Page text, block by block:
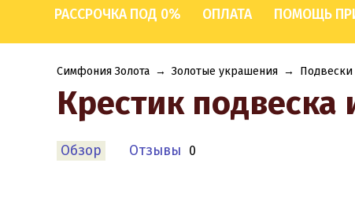
РАССРОЧКА ПОД 0%
ОПЛАТА ПОМОЩЬ
Симфония Золота → Золотые украшения → Подвески
Крестик подвеска
Обзор Отзывы 0